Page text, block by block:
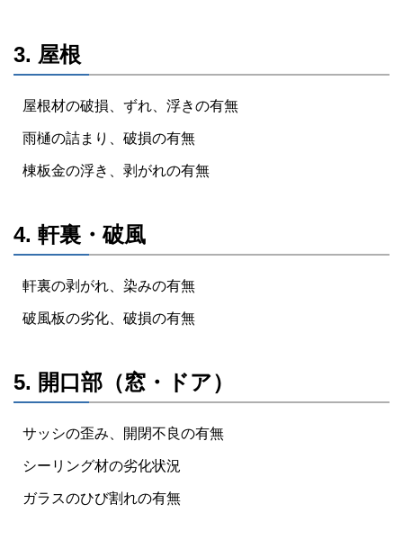
3. 屋根
屋根材の破損、ずれ、浮きの有無
雨樋の詰まり、破損の有無
棟板金の浮き、剥がれの有無
4. 軒裏・破風
軒裏の剥がれ、染みの有無
破風板の劣化、破損の有無
5. 開口部（窓・ドア）
サッシの歪み、開閉不良の有無
シーリング材の劣化状況
ガラスのひび割れの有無